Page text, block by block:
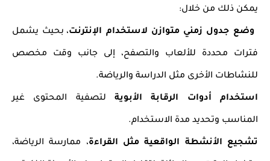
يمكن ذلك من خلال:
وضع جدول زمني متوازن لاستخدام الإنترنت، بحيث يشمل
فترات محددة للألعاب والتصفح، إلى جانب وقت مخصص
للنشاطات الأخرى مثل الدراسة والرياضة.
استخدام أدوات الرقابة الأبوية لتصفية المحتوى غير
المناسب وتحديد مدة الاستخدام.
تشجيع الأنشطة الواقعية مثل القراءة، ممارسة الرياضة،